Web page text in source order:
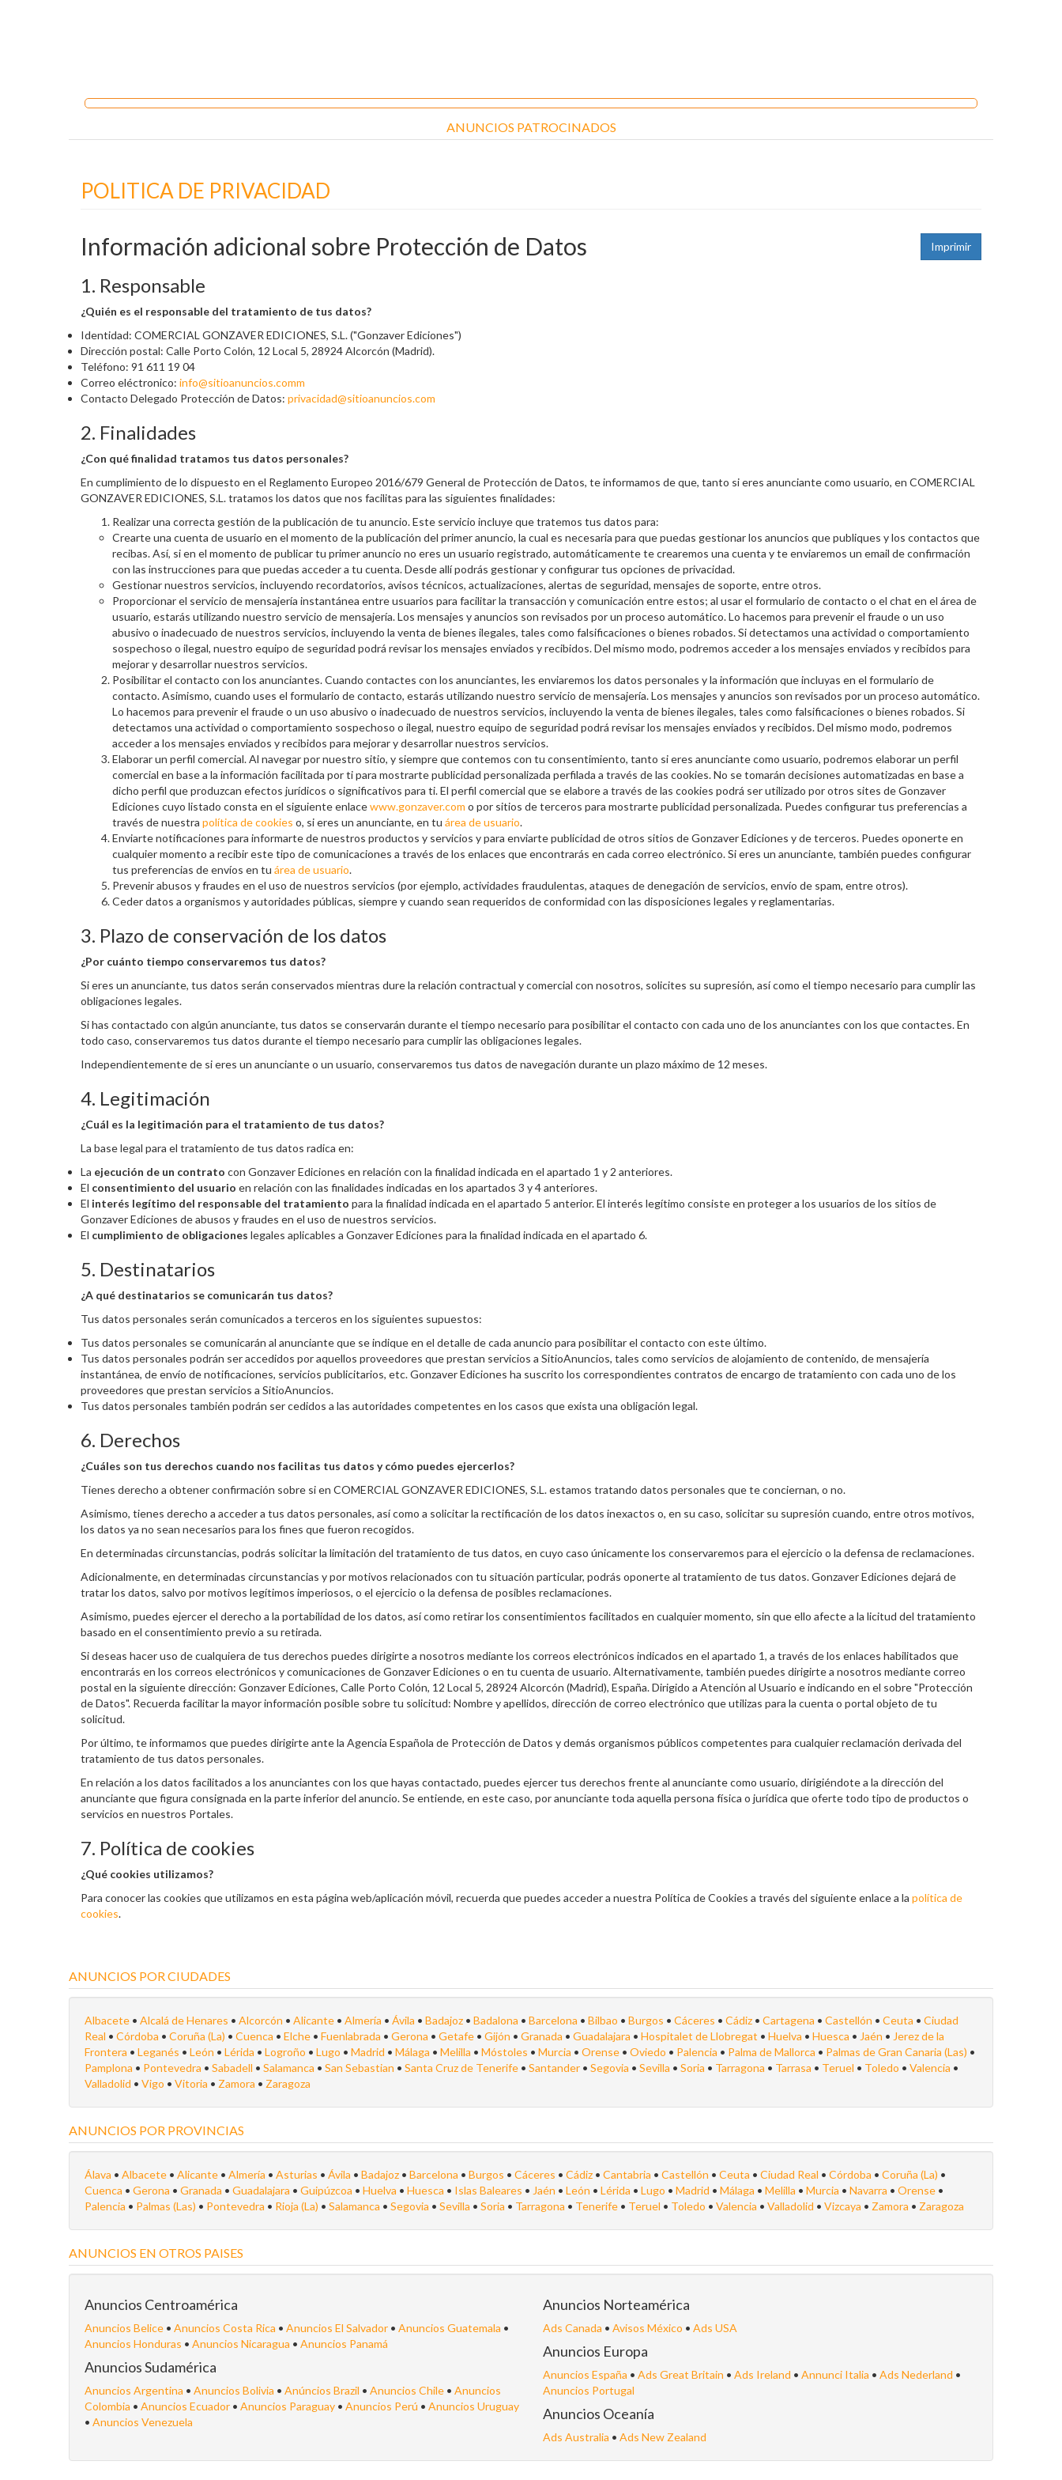
ANUNCIOS PATROCINADOS
POLITICA DE PRIVACIDAD
Imprimir
Información adicional sobre Protección de Datos
1. Responsable
¿Quién es el responsable del tratamiento de tus datos?
Identidad: COMERCIAL GONZAVER EDICIONES, S.L. ("Gonzaver Ediciones")
Dirección postal: Calle Porto Colón, 12 Local 5, 28924 Alcorcón (Madrid).
Teléfono: 91 611 19 04
Correo eléctronico: info@sitioanuncios.comm
Contacto Delegado Protección de Datos: privacidad@sitioanuncios.com
2. Finalidades
¿Con qué finalidad tratamos tus datos personales?
En cumplimiento de lo dispuesto en el Reglamento Europeo 2016/679 General de Protección de Datos, te informamos de que, tanto si eres anunciante como usuario, en COMERCIAL
GONZAVER EDICIONES, S.L. tratamos los datos que nos facilitas para las siguientes finalidades:
Realizar una correcta gestión de la publicación de tu anuncio. Este servicio incluye que tratemos tus datos para:
Crearte una cuenta de usuario en el momento de la publicación del primer anuncio, la cual es necesaria para que puedas gestionar los anuncios que publiques y los contactos que
recibas. Así, si en el momento de publicar tu primer anuncio no eres un usuario registrado, automáticamente te crearemos una cuenta y te enviaremos un email de confirmación
con las instrucciones para que puedas acceder a tu cuenta. Desde allí podrás gestionar y configurar tus opciones de privacidad.
Gestionar nuestros servicios, incluyendo recordatorios, avisos técnicos, actualizaciones, alertas de seguridad, mensajes de soporte, entre otros.
Proporcionar el servicio de mensajería instantánea entre usuarios para facilitar la transacción y comunicación entre estos; al usar el formulario de contacto o el chat en el área de
usuario, estarás utilizando nuestro servicio de mensajería. Los mensajes y anuncios son revisados por un proceso automático. Lo hacemos para prevenir el fraude o un uso
abusivo o inadecuado de nuestros servicios, incluyendo la venta de bienes ilegales, tales como falsificaciones o bienes robados. Si detectamos una actividad o comportamiento
sospechoso o ilegal, nuestro equipo de seguridad podrá revisar los mensajes enviados y recibidos. Del mismo modo, podremos acceder a los mensajes enviados y recibidos para
mejorar y desarrollar nuestros servicios.
Posibilitar el contacto con los anunciantes. Cuando contactes con los anunciantes, les enviaremos los datos personales y la información que incluyas en el formulario de
contacto. Asimismo, cuando uses el formulario de contacto, estarás utilizando nuestro servicio de mensajería. Los mensajes y anuncios son revisados por un proceso automático.
Lo hacemos para prevenir el fraude o un uso abusivo o inadecuado de nuestros servicios, incluyendo la venta de bienes ilegales, tales como falsificaciones o bienes robados. Si
detectamos una actividad o comportamiento sospechoso o ilegal, nuestro equipo de seguridad podrá revisar los mensajes enviados y recibidos. Del mismo modo, podremos
acceder a los mensajes enviados y recibidos para mejorar y desarrollar nuestros servicios.
Elaborar un perfil comercial. Al navegar por nuestro sitio, y siempre que contemos con tu consentimiento, tanto si eres anunciante como usuario, podremos elaborar un perfil
comercial en base a la información facilitada por ti para mostrarte publicidad personalizada perfilada a través de las cookies. No se tomarán decisiones automatizadas en base a
dicho perfil que produzcan efectos jurídicos o significativos para ti. El perfil comercial que se elabore a través de las cookies podrá ser utilizado por otros sites de Gonzaver
Ediciones cuyo listado consta en el siguiente enlacewww.gonzaver.com o por sitios de terceros para mostrarte publicidad personalizada. Puedes configurar tus preferencias a
través de nuestra política de cookies o, si eres un anunciante, en tu área de usuario.
Enviarte notificaciones para informarte de nuestros productos y servicios y para enviarte publicidad de otros sitios de Gonzaver Ediciones y de terceros. Puedes oponerte en
cualquier momento a recibir este tipo de comunicaciones a través de los enlaces que encontrarás en cada correo electrónico. Si eres un anunciante, también puedes configurar
tus preferencias de envíos en tu área de usuario.
Prevenir abusos y fraudes en el uso de nuestros servicios (por ejemplo, actividades fraudulentas, ataques de denegación de servicios, envío de spam, entre otros).
Ceder datos a organismos y autoridades públicas, siempre y cuando sean requeridos de conformidad con las disposiciones legales y reglamentarias.
3. Plazo de conservación de los datos
¿Por cuánto tiempo conservaremos tus datos?
Si eres un anunciante, tus datos serán conservados mientras dure la relación contractual y comercial con nosotros, solicites su supresión, así como el tiempo necesario para cumplir las
obligaciones legales.
Si has contactado con algún anunciante, tus datos se conservarán durante el tiempo necesario para posibilitar el contacto con cada uno de los anunciantes con los que contactes. En
todo caso, conservaremos tus datos durante el tiempo necesario para cumplir las obligaciones legales.
Independientemente de si eres un anunciante o un usuario, conservaremos tus datos de navegación durante un plazo máximo de 12 meses.
4. Legitimación
¿Cuál es la legitimación para el tratamiento de tus datos?
La base legal para el tratamiento de tus datos radica en:
La ejecución de un contrato con Gonzaver Ediciones en relación con la finalidad indicada en el apartado 1 y 2 anteriores.
El consentimiento del usuario en relación con las finalidades indicadas en los apartados 3 y 4 anteriores.
El interés legítimo del responsable del tratamiento para la finalidad indicada en el apartado 5 anterior. El interés legítimo consiste en proteger a los usuarios de los sitios de
Gonzaver Ediciones de abusos y fraudes en el uso de nuestros servicios.
El cumplimiento de obligaciones legales aplicables a Gonzaver Ediciones para la finalidad indicada en el apartado 6.
5. Destinatarios
¿A qué destinatarios se comunicarán tus datos?
Tus datos personales serán comunicados a terceros en los siguientes supuestos:
Tus datos personales se comunicarán al anunciante que se indique en el detalle de cada anuncio para posibilitar el contacto con este último.
Tus datos personales podrán ser accedidos por aquellos proveedores que prestan servicios a SitioAnuncios, tales como servicios de alojamiento de contenido, de mensajería
instantánea, de envío de notificaciones, servicios publicitarios, etc. Gonzaver Ediciones ha suscrito los correspondientes contratos de encargo de tratamiento con cada uno de los
proveedores que prestan servicios a SitioAnuncios.
Tus datos personales también podrán ser cedidos a las autoridades competentes en los casos que exista una obligación legal.
6. Derechos
¿Cuáles son tus derechos cuando nos facilitas tus datos y cómo puedes ejercerlos?
Tienes derecho a obtener confirmación sobre si en COMERCIAL GONZAVER EDICIONES, S.L. estamos tratando datos personales que te conciernan, o no.
Asimismo, tienes derecho a acceder a tus datos personales, así como a solicitar la rectificación de los datos inexactos o, en su caso, solicitar su supresión cuando, entre otros motivos,
los datos ya no sean necesarios para los fines que fueron recogidos.
En determinadas circunstancias, podrás solicitar la limitación del tratamiento de tus datos, en cuyo caso únicamente los conservaremos para el ejercicio o la defensa de reclamaciones.
Adicionalmente, en determinadas circunstancias y por motivos relacionados con tu situación particular, podrás oponerte al tratamiento de tus datos. Gonzaver Ediciones dejará de
tratar los datos, salvo por motivos legítimos imperiosos, o el ejercicio o la defensa de posibles reclamaciones.
Asimismo, puedes ejercer el derecho a la portabilidad de los datos, así como retirar los consentimientos facilitados en cualquier momento, sin que ello afecte a la licitud del tratamiento
basado en el consentimiento previo a su retirada.
Si deseas hacer uso de cualquiera de tus derechos puedes dirigirte a nosotros mediante los correos electrónicos indicados en el apartado 1, a través de los enlaces habilitados que
encontrarás en los correos electrónicos y comunicaciones de Gonzaver Ediciones o en tu cuenta de usuario. Alternativamente, también puedes dirigirte a nosotros mediante correo
postal en la siguiente dirección: Gonzaver Ediciones, Calle Porto Colón, 12 Local 5, 28924 Alcorcón (Madrid), España. Dirigido a Atención al Usuario e indicando en el sobre "Protección
de Datos". Recuerda facilitar la mayor información posible sobre tu solicitud: Nombre y apellidos, dirección de correo electrónico que utilizas para la cuenta o portal objeto de tu
solicitud.
Por último, te informamos que puedes dirigirte ante la Agencia Española de Protección de Datos y demás organismos públicos competentes para cualquier reclamación derivada del
tratamiento de tus datos personales.
En relación a los datos facilitados a los anunciantes con los que hayas contactado, puedes ejercer tus derechos frente al anunciante como usuario, dirigiéndote a la dirección del
anunciante que figura consignada en la parte inferior del anuncio. Se entiende, en este caso, por anunciante toda aquella persona física o jurídica que oferte todo tipo de productos o
servicios en nuestros Portales.
7. Política de cookies
¿Qué cookies utilizamos?
Para conocer las cookies que utilizamos en esta página web/aplicación móvil, recuerda que puedes acceder a nuestra Política de Cookies a través del siguiente enlace a la política de
cookies.
ANUNCIOS POR CIUDADES
Albacete • Alcalá de Henares • Alcorcón • Alicante • Almería • Ávila • Badajoz • Badalona • Barcelona • Bilbao • Burgos • Cáceres • Cádiz • Cartagena • Castellón • Ceuta • Ciudad
Real • Córdoba • Coruña (La) • Cuenca • Elche • Fuenlabrada • Gerona • Getafe • Gijón • Granada • Guadalajara • Hospitalet de Llobregat • Huelva • Huesca • Jaén • Jerez de la
Frontera • Leganés • León • Lérida • Logroño • Lugo • Madrid • Málaga • Melilla • Móstoles • Murcia • Orense • Oviedo • Palencia • Palma de Mallorca • Palmas de Gran Canaria (Las) •
Pamplona • Pontevedra • Sabadell • Salamanca • San Sebastian • Santa Cruz de Tenerife • Santander • Segovia • Sevilla • Soria • Tarragona • Tarrasa • Teruel • Toledo • Valencia •
Valladolid • Vigo • Vitoria • Zamora • Zaragoza
ANUNCIOS POR PROVINCIAS
Álava • Albacete • Alicante • Almería • Asturias • Ávila • Badajoz • Barcelona • Burgos • Cáceres • Cádiz • Cantabria • Castellón • Ceuta • Ciudad Real • Córdoba • Coruña (La) •
Cuenca • Gerona • Granada • Guadalajara • Guipúzcoa • Huelva • Huesca • Islas Baleares • Jaén • León • Lérida • Lugo • Madrid • Málaga • Melilla • Murcia • Navarra • Orense •
Palencia • Palmas (Las) • Pontevedra • Rioja (La) • Salamanca • Segovia • Sevilla • Soria • Tarragona • Tenerife • Teruel • Toledo • Valencia • Valladolid • Vizcaya • Zamora • Zaragoza
ANUNCIOS EN OTROS PAISES
Anuncios Centroamérica
Anuncios Belice • Anuncios Costa Rica • Anuncios El Salvador • Anuncios Guatemala •
Anuncios Honduras • Anuncios Nicaragua • Anuncios Panamá
Anuncios Sudamérica
Anuncios Argentina • Anuncios Bolivia • Anúncios Brazil • Anuncios Chile • Anuncios
Colombia • Anuncios Ecuador • Anuncios Paraguay • Anuncios Perú • Anuncios Uruguay
• Anuncios Venezuela
Anuncios Norteamérica
Ads Canada • Avisos México • Ads USA
Anuncios Europa
Anuncios España • Ads Great Britain • Ads Ireland • Annunci Italia • Ads Nederland •
Anuncios Portugal
Anuncios Oceanía
Ads Australia • Ads New Zealand